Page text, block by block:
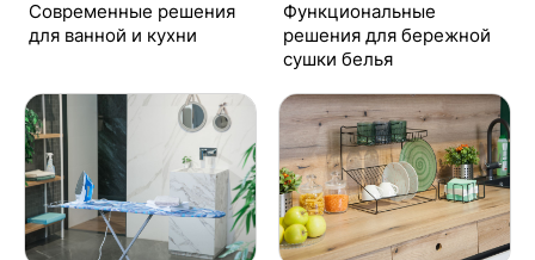
Современные решения
для ванной и кухни
Функциональные
решения для бережной
сушки белья